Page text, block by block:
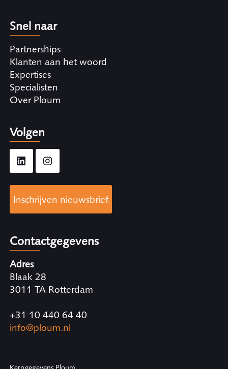
Snel naar
Partnerships
Klanten aan het woord
Expertises
Specialisten
Over Ploum
Volgen
Inschrijven nieuwsbrief
Contactgegevens
Adres
Blaak 28
3011 TA Rotterdam
+31 10 440 64 40
info@ploum.nl